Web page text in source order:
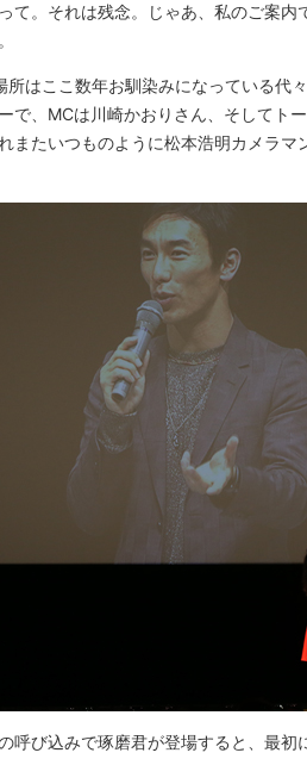
て。それは残念。じゃあ、私のご案内
はここ数年お馴染みになっている代
で、MCは川崎かおりさん、そしてト
またいつものように松本浩明カメラマ
呼び込みで琢磨君が登場すると、最初